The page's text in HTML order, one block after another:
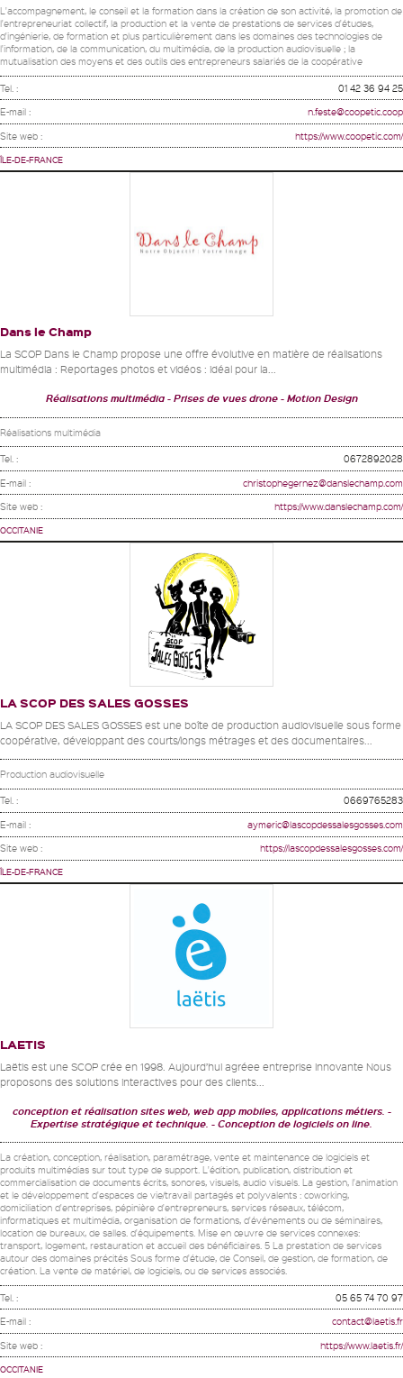
L'accompagnement, le conseil et la formation dans la création de son activité, la promotion de
l'entrepreneuriat collectif, la production et la vente de prestations de services d'études,
d'ingénierie, de formation et plus particulièrement dans les domaines des technologies de
l'information, de la communication, du multimédia, de la production audiovisuelle ; la
mutualisation des moyens et des outils des entrepreneurs salariés de la coopérative
Tel. : 01 42 36 94 25
E-mail : n.feste@coopetic.coop
Site web : https://www.coopetic.com/
ÎLE-DE-FRANCE
Dans le Champ
La SCOP Dans le Champ propose une offre évolutive en matière de réalisations
multimédia : Reportages photos et vidéos : idéal pour la...
Réalisations multimédia Prises de vues drone Motion Design
Réalisations multimédia
Tel. : 0672892028
E-mail : christophegernez@danslechamp.com
Site web : https://www.danslechamp.com/
OCCITANIE
LA SCOP DES SALES GOSSES
LA SCOP DES SALES GOSSES est une boîte de production audiovisuelle sous forme
coopérative, développant des courts/longs métrages et des documentaires...
Production audiovisuelle
Tel. : 0669765283
E-mail : aymeric@lascopdessalesgosses.com
Site web : https://lascopdessalesgosses.com/
ÎLE-DE-FRANCE
LAETIS
Laëtis est une SCOP crée en 1998. Aujourd’hui agréee entreprise innovante Nous
proposons des solutions interactives pour des clients...
conception et réalisation sites web, web app mobiles, applications métiers.
Expertise stratégique et technique.
Conception de logiciels on line.
La création, conception, réalisation, paramétrage, vente et maintenance de logiciels et
produits multimédias sur tout type de support. L'édition, publication, distribution et
commercialisation de documents écrits, sonores, visuels, audio visuels. La gestion, l'animation
et le développement d'espaces de vie/travail partagés et polyvalents : coworking,
domiciliation d'entreprises, pépinière d'entrepreneurs, services réseaux, télécom,
informatiques et multimédia, organisation de formations, d'événements ou de séminaires,
location de bureaux, de salles. d'équipements. Mise en œuvre de services connexes:
transport, logement, restauration et accueil des bénéficiaires. 5 La prestation de services
autour des domaines précités Sous forme d'étude, de Conseil, de gestion, de formation, de
création. La vente de matériel, de logiciels, ou de services associés.
Tel. : 05 65 74 70 97
E-mail : contact@laetis.fr
Site web : https://www.laetis.fr/
OCCITANIE